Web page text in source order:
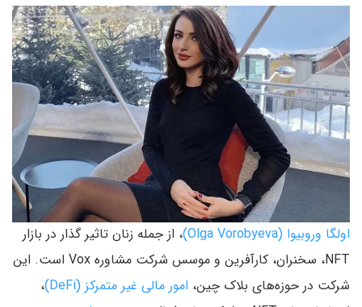
اولگا وروبیوا (Olga Vorobyeva)
، از جمله زنان تاثیر گذار در بازار
NFT، سخنران، کارآفرین و موسس شرکت مشاوره Vox است. این
شرکت در حوزه‌های بلاک چین، امور مالی غیر متمرکز (DeFi)
،